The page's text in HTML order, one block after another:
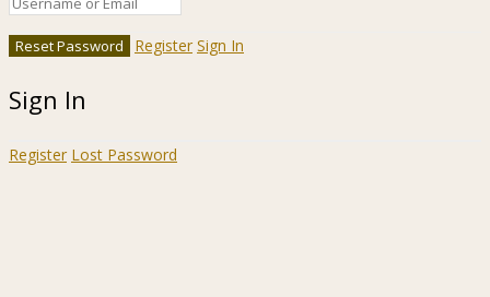
Register Sign In
Sign In
Register Lost Password